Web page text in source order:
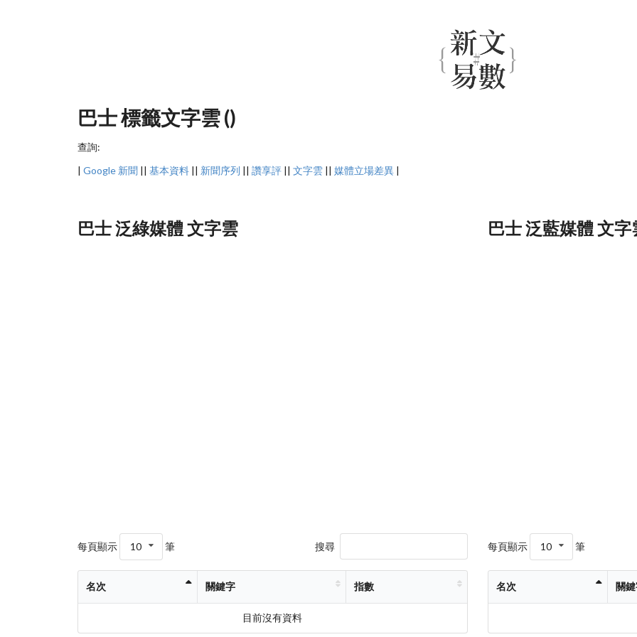
巴士 標籤文字雲 ()
查詢:
| Google 新聞|| 基本資料|| 新聞序列 || 讚享評|| 文字雲|| 媒體立場差異|
巴士 泛綠媒體 文字雲
每頁顯示 10 筆 搜尋
名次 關鍵字 指數
目前沒有資料
巴士 泛藍媒體 文字
每頁顯示 10 筆
名次 關